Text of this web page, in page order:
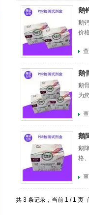
鹅
鹅
价
鹅
鹅
为
鹅
鹅
格
共 3 条记录，当前 1 / 1